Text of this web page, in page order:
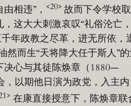
相违”， <20> 故而下令学校
这大大刺激哀叹“礼俗沦亡
年政教之尽革，进无所依，
然而生“天将降大任于斯人”
决心与其徒陈焕章（1880—
，以期他日演为政党，入主内
在康直接授意下，陈焕章联